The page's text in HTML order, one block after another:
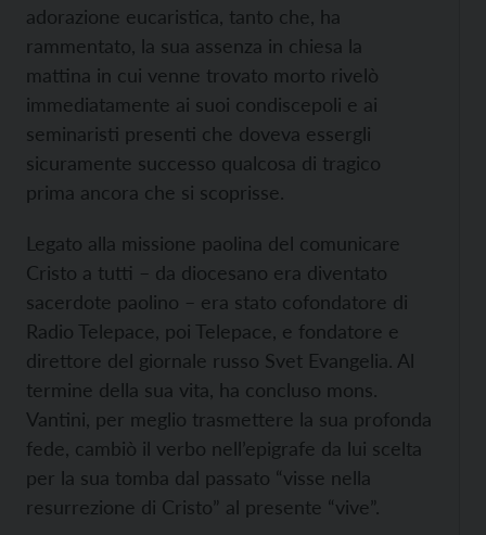
adorazione eucaristica, tanto che, ha
rammentato, la sua assenza in chiesa la
mattina in cui venne trovato morto rivelò
immediatamente ai suoi condiscepoli e ai
seminaristi presenti che doveva essergli
sicuramente successo qualcosa di tragico
prima ancora che si scoprisse.
Legato alla missione paolina del comunicare
Cristo a tutti – da diocesano era diventato
sacerdote paolino – era stato cofondatore di
Radio Telepace, poi Telepace, e fondatore e
direttore del giornale russo Svet Evangelia. Al
termine della sua vita, ha concluso mons.
Vantini, per meglio trasmettere la sua profonda
fede, cambiò il verbo nell’epigrafe da lui scelta
per la sua tomba dal passato “visse nella
resurrezione di Cristo” al presente “vive”.